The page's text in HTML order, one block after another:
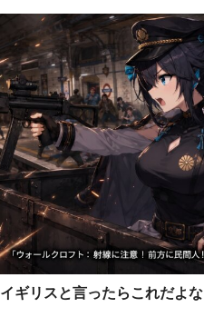
イギリスと言ったらこれだよな